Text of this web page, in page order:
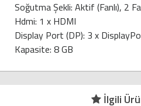
Soğutma Şekli: Aktif (Fanlı), 2
Hdmi: 1 x HDMI
Display Port (DP): 3 x
Kapasite: 8 GB
İlgili